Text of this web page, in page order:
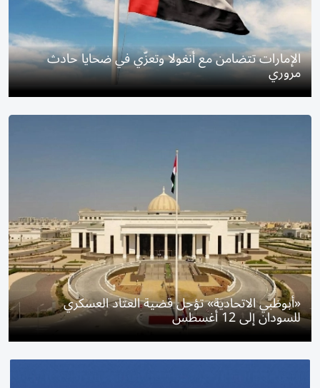
الإمارات تتضامن مع أنغولا وتعزّي في ضحايا حادث
مروري
«أبوظبي الاتحادية» تؤجل قضية العتاد العسكري
للسودان إلى 12 أغسطس